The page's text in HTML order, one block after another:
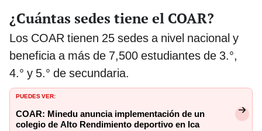
¿Cuántas sedes tiene el COAR?
Los COAR tienen 25 sedes a nivel nacional y
beneficia a más de 7,500 estudiantes de 3.°,
4.° y 5.° de secundaria.
PUEDES VER:
COAR: Minedu anuncia implementación de un
colegio de Alto Rendimiento deportivo en Ica